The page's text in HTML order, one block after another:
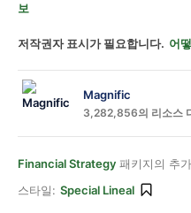
보
저작권자 표시가 필요합니다. 어
Magnific
3,282,856의 리소스
Financial Strategy 패키지의 추
스타일: Special Lineal